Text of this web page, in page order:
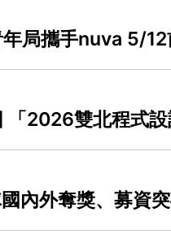
局攜手nuva 5/
2026雙北程式
內外奪獎、募資